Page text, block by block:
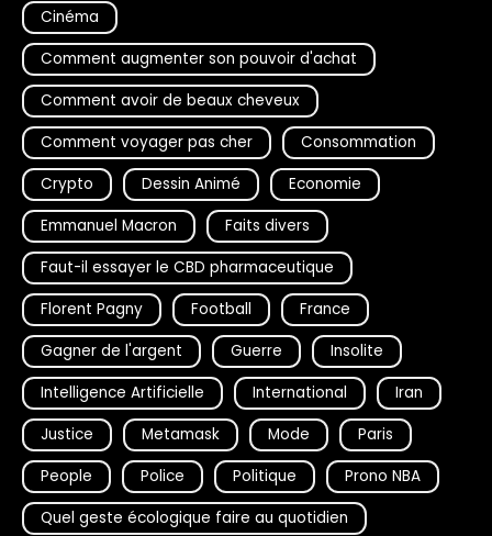
Cinéma
Comment augmenter son pouvoir d'achat
Comment avoir de beaux cheveux
Comment voyager pas cher
Consommation
Crypto
Dessin Animé
Economie
Emmanuel Macron
Faits divers
Faut-il essayer le CBD pharmaceutique
Florent Pagny
Football
France
Gagner de l'argent
Guerre
Insolite
Intelligence Artificielle
International
Iran
Justice
Metamask Mode
Paris
People
Police Politique
Prono NBA
Quel geste écologique faire au quotidien